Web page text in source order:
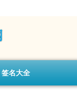
签名大全